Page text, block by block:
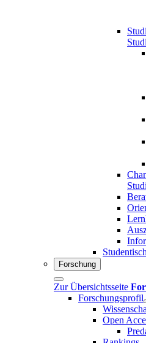
Forschung
Zur Übersichtsseite
Forschungsprofil
Open